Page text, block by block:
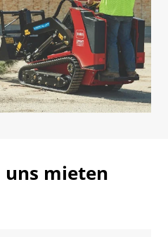
uns mieten